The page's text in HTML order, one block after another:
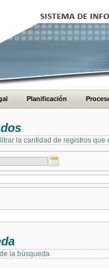
Planificación
la cantidad de registros que
la búsqueda